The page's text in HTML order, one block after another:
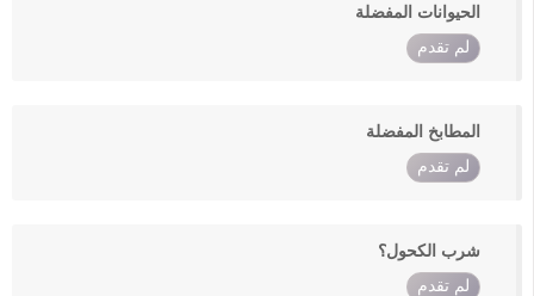
الحيوانات المفضلة
لم تقدم
المطابخ المفضلة
لم تقدم
شرب الكحول؟
لم تقدم